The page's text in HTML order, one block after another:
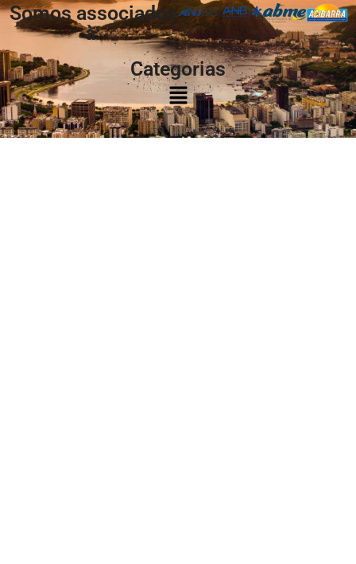
Somos associados
à:
Categorias